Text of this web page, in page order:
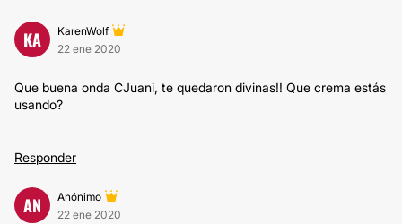
KA
KarenWolf
22 ene 2020
Que buena onda CJuani, te quedaron divinas!! Que crema estás
usando?
Responder
AN
Anónimo
22 ene 2020